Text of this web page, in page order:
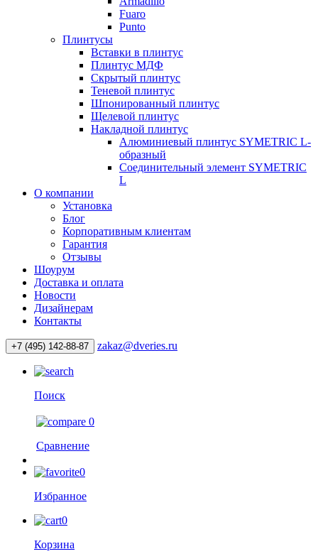
Fuaro
Punto
Плинтусы
Вставки в плинтус
Плинтус МДФ
Скрытый плинтус
Теневой плинтус
Шпонированный плинтус
Щелевой плинтус
Накладной плинтус
Алюминиевый плинтус SYMETRIC L-
образный
Соединительный элемент SYMETRIC
L
О компании
Установка
Блог
Корпоративным клиентам
Гарантия
Отзывы
Шоурум
Доставка и оплата
Новости
Дизайнерам
Контакты
+7 (495) 142-88-87 zakaz@dveries.ru
Поиск
0
Сравнение
0
Избранное
0
Корзина